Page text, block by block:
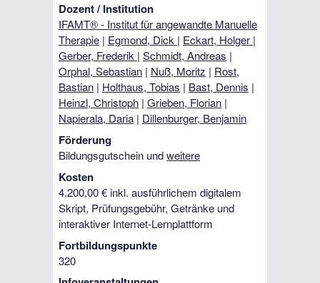
Dozent / Institution
IFAMT® - Institut für angewandte Manuelle
Therapie | Egmond, Dick | Eckart, Holger |
Gerber, Frederik | Schmidt, Andreas |
Orphal, Sebastian | Nuß, Moritz | Rost,
Bastian | Holthaus, Tobias | Bast, Dennis |
Heinzl, Christoph | Grieben, Florian |
Napierala, Daria | Dillenburger, Benjamin
Förderung
Bildungsgutschein undweitere
Kosten
4.200,00 € inkl. ausführlichem digitalem
Skript, Prüfungsgebühr, Getränke und
interaktiver Internet-Lernplattform
Fortbildungspunkte
320